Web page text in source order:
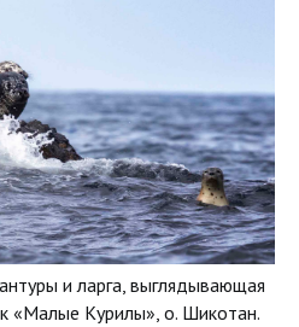
и ларга, выглядывающая
«Малые Курилы», о. Шикотан.